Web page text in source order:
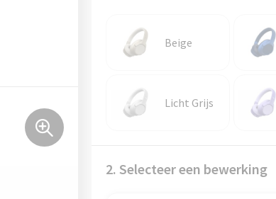
Beige
Licht Grijs
2. Selecteer een bewerking